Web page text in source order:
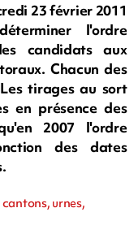
23 février 2011
l'ordre
candidats aux
Chacun des
tirages au sort
en présence des
2007 l'ordre
des dates
urnes,